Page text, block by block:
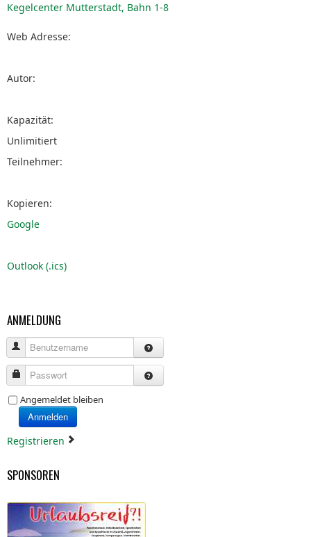
Kegelcenter Mutterstadt, Bahn 1-8
Web Adresse:
Autor:
Kapazität:
Unlimitiert
Teilnehmer:
Kopieren:
Google
Outlook (.ics)
ANMELDUNG
Benutzername
Passwort
Angemeldet bleiben
Anmelden
Registrieren
SPONSOREN